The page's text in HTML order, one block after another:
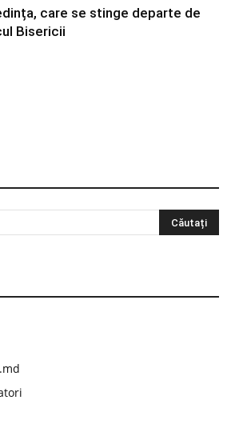
care se stinge departe de
Bisericii